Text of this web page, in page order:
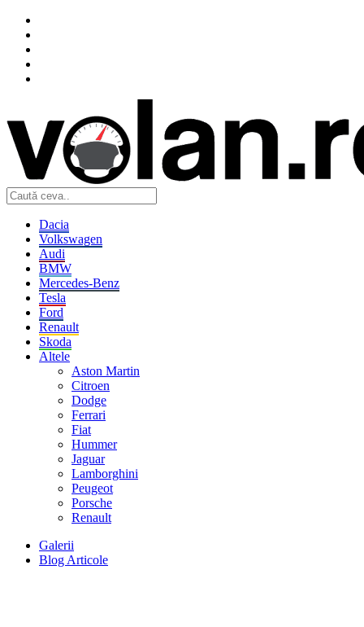
Dacia
Volkswagen
Audi
BMW
Mercedes-Benz
Tesla
Ford
Renault
Skoda
Altele
Aston Martin
Citroen
Dodge
Ferrari
Fiat
Hummer
Jaguar
Lamborghini
Peugeot
Porsche
Renault
Galerii
Blog Articole